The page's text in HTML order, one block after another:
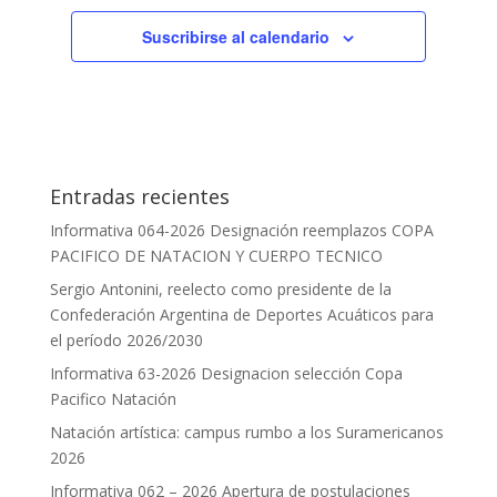
Suscribirse al calendario
Entradas recientes
Informativa 064-2026 Designación reemplazos COPA
PACIFICO DE NATACION Y CUERPO TECNICO
Sergio Antonini, reelecto como presidente de la
Confederación Argentina de Deportes Acuáticos para
el período 2026/2030
Informativa 63-2026 Designacion selección Copa
Pacifico Natación
Natación artística: campus rumbo a los Suramericanos
2026
Informativa 062 – 2026 Apertura de postulaciones